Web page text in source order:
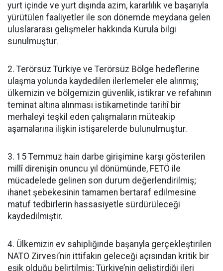
yurt içinde ve yurt dışında azim, kararlılık ve başarıyla
yürütülen faaliyetler ile son dönemde meydana gelen
uluslararası gelişmeler hakkında Kurula bilgi
sunulmuştur.
2. Terörsüz Türkiye ve Terörsüz Bölge hedeflerine
ulaşma yolunda kaydedilen ilerlemeler ele alınmış;
ülkemizin ve bölgemizin güvenlik, istikrar ve refahının
teminat altına alınması istikametinde tarihî bir
merhaleyi teşkil eden çalışmaların müteakip
aşamalarına ilişkin istişarelerde bulunulmuştur.
3. 15 Temmuz hain darbe girişimine karşı gösterilen
millî direnişin onuncu yıl dönümünde, FETÖ ile
mücadelede gelinen son durum değerlendirilmiş;
ihanet şebekesinin tamamen bertaraf edilmesine
matuf tedbirlerin hassasiyetle sürdürüleceği
kaydedilmiştir.
4. Ülkemizin ev sahipliğinde başarıyla gerçekleştirilen
NATO Zirvesi’nin ittifakın geleceği açısından kritik bir
eşik olduğu belirtilmiş; Türkiye’nin geliştirdiği ileri